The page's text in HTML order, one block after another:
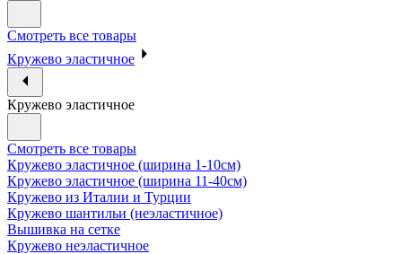
Смотреть все товары
Кружево эластичное
Кружево эластичное
Смотреть все товары
Кружево эластичное (ширина 1-10см)
Кружево эластичное (ширина 11-40см)
Кружево из Италии и Турции
Кружево шантильи (неэластичное)
Вышивка на сетке
Кружево неэластичное